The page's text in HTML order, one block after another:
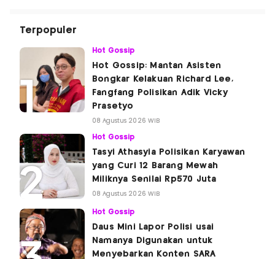
Terpopuler
Hot Gossip
Hot Gossip: Mantan Asisten
Bongkar Kelakuan Richard Lee,
Fangfang Polisikan Adik Vicky
Prasetyo
08 Agustus 2026 WIB
Hot Gossip
Tasyi Athasyia Polisikan Karyawan
yang Curi 12 Barang Mewah
Miliknya Senilai Rp570 Juta
08 Agustus 2026 WIB
Hot Gossip
Daus Mini Lapor Polisi usai
Namanya Digunakan untuk
Menyebarkan Konten SARA